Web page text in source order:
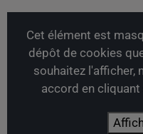
Cet élément est
dépôt de cookies
souhaitez l'afficher,
accord en